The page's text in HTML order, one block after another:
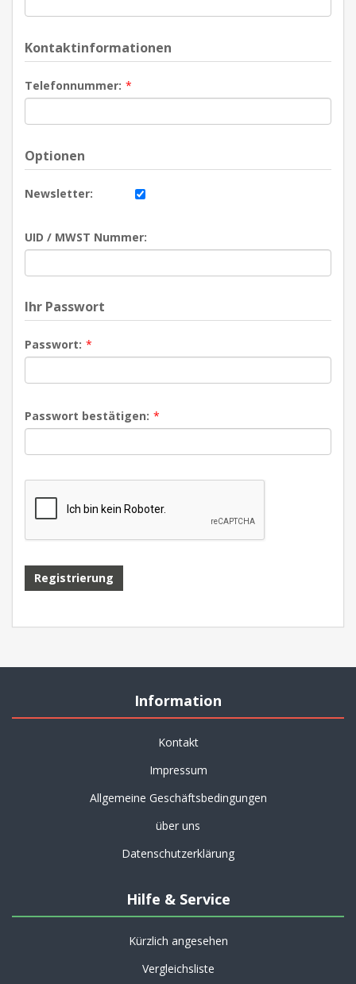
Kontaktinformationen
Telefonnummer: *
Optionen
Newsletter:
UID / MWST Nummer:
Ihr Passwort
Passwort: *
Passwort bestätigen: *
Information
Kontakt
Impressum
Allgemeine Geschäftsbedingungen
über uns
Datenschutzerklärung
Hilfe & Service
Kürzlich angesehen
Vergleichsliste